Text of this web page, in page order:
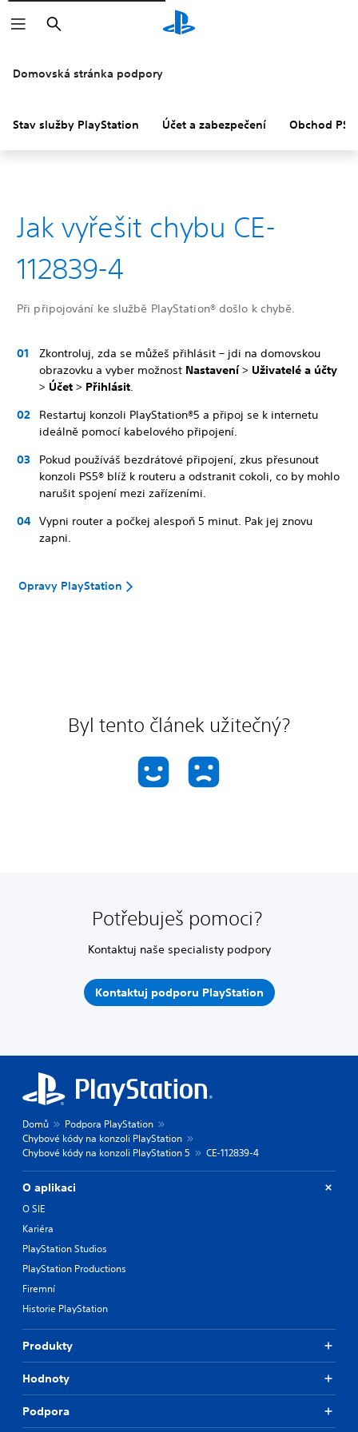
Vyhledat
Domovská stránka podpory
Stav služby PlayStation Účet a zabezpečení Obchod PS
Jak vyřešit chybu CE-
112839-4
Při připojování ke službě PlayStation® došlo k chybě.
Zkontroluj, zda se můžeš přihlásit – jdi na domovskou
obrazovku a vyber možnost Nastavení> Uživatelé a účty
> Účet > Přihlásit.
Restartuj konzoli PlayStation®5 a připoj se k internetu
ideálně pomocí kabelového připojení.
Pokud používáš bezdrátové připojení, zkus přesunout
konzoli PS5® blíž k routeru a odstranit cokoli, co by mohlo
narušit spojení mezi zařízeními.
Vypni router a počkej alespoň 5 minut. Pak jej znovu
zapni.
Opravy PlayStation
Byl tento článek užitečný?
Potřebuješ pomoci?
Kontaktuj naše specialisty podpory
Kontaktuj podporu PlayStation
Domů
Podpora PlayStation
Chybové kódy na konzoli PlayStation
Chybové kódy na konzoli PlayStation 5
CE-112839-4
O aplikaci
O SIE
Kariéra
PlayStation Studios
PlayStation Productions
Firemní
Historie PlayStation
Produkty
Hodnoty
Podpora